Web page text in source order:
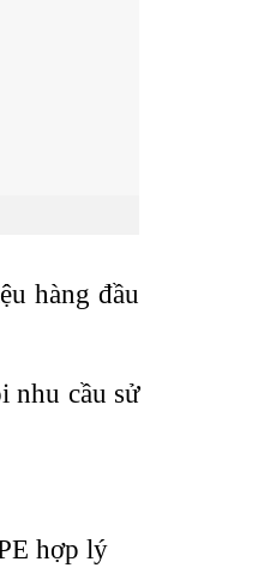
hàng đầu
nhu cầu sử
hợp lý